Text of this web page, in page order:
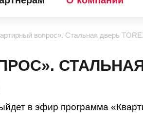
вопрос». Стальная дверь
в эфир программа